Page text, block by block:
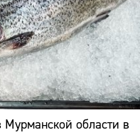
области в